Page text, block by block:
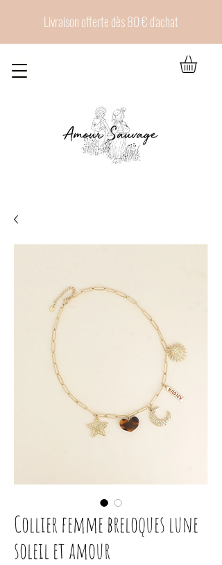
Livraison offerte dès 80 € d'achat
Collier femme breloques lune
soleil et amour